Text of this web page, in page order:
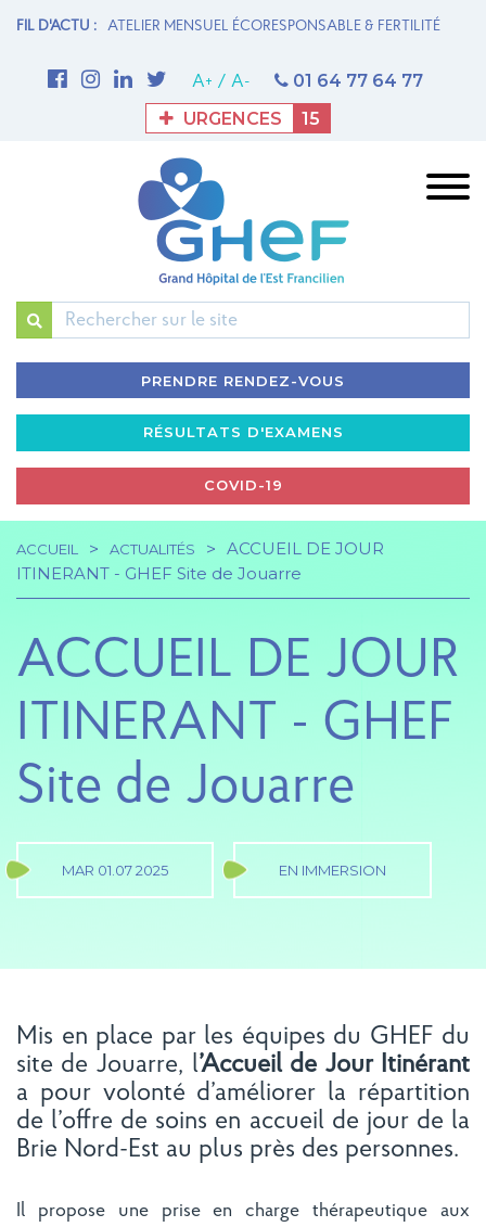
FIL D'ACTU :
MATERNITÉ ATELIER MENSUEL ÉCORESPONSABLE & FERTILITÉ
A+ / A-
01 64 77 64 77
URGENCES
15
PRENDRE RENDEZ-VOUS
RÉSULTATS D'EXAMENS
COVID-19
Navigation
principale
Fil
d'Ariane
ACCUEIL ACTUALITÉS
ACCUEIL DE JOUR
ITINERANT - GHEF Site de Jouarre
ACCUEIL DE JOUR
ITINERANT - GHEF
Site de Jouarre
MAR 01.07 2025 EN IMMERSION
Mis en place par les équipes du GHEF du
site de Jouarre, l’Accueil de Jour Itinérant
a pour volonté d’améliorer la répartition
de l’offre de soins en accueil de jour de la
Brie Nord-Est au plus près des personnes.
Il propose une prise en charge thérapeutique aux